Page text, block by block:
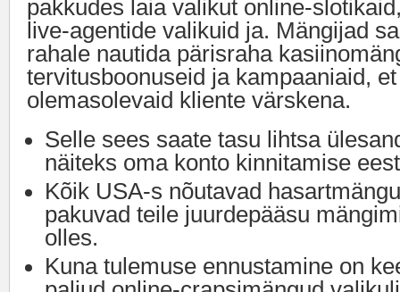
pakkudes laia valikut online-
live-agentide valikuid ja. Mängijad
rahale nautida pärisraha
tervitusboonuseid ja kampaaniaid,
olemasolevaid kliente värskena.
Selle sees saate tasu lihtsa
näiteks oma konto kinnitamise
Kõik USA-s nõutavad
pakuvad teile juurdepääsu
olles.
Kuna tulemuse ennustamine on